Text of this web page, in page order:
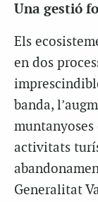
Una gestió
Els
en dos
banda,
activitats
Generalitat